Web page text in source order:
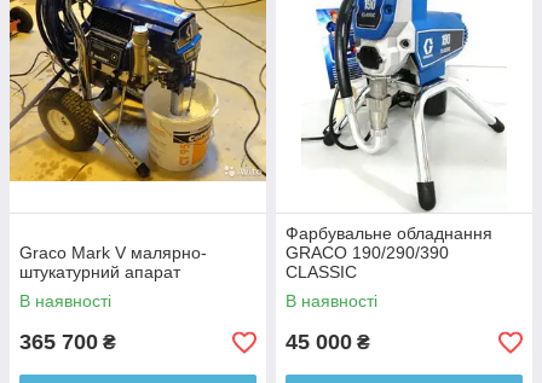
Graco Mark V малярно-
штукатурний апарат
В наявності
365 700 ₴
Фарбувальне обладнання
GRACO 190/290/390
CLASSIC
В наявності
45 000 ₴